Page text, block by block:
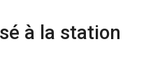
à la station